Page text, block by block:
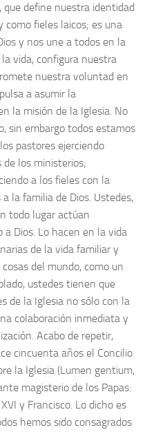
que define nuestra identidad
fieles laicos; es una
y nos une a todos en la
vida, configura nuestra
nuestra voluntad en
a asumir la
la misión de la Iglesia. No
sin embargo todos estamos
pastores ejerciendo
de los ministerios;
a los fieles con la
la familia de Dios. Ustedes,
todo lugar actúan
Dios. Lo hacen en la vida
de la vida familiar y
del mundo, como un
ustedes tienen que
de la Iglesia no sólo con la
colaboración inmediata y
Acabo de repetir,
cincuenta años el Concilio
la Iglesia (Lumen gentium,
magisterio de los Papas:
y Francisco. Lo dicho es
hemos sido consagrados